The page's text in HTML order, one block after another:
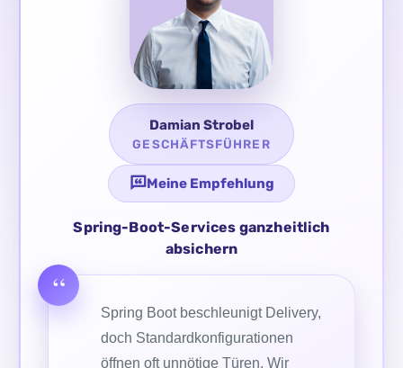
Damian Strobel
GESCHÄFTSFÜHRER
Meine Empfehlung
Spring-Boot-Services ganzheitlich
absichern
Spring Boot beschleunigt Delivery,
doch Standardkonfigurationen
öffnen oft unnötige Türen. Wir